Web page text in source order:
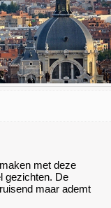
met deze
gezichten. De
maar ademt